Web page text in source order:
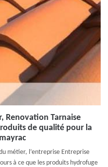
Renovation Tarnaise
de qualité pour la
métier, l’entreprise Entreprise
à ce que les produits hydrofuge